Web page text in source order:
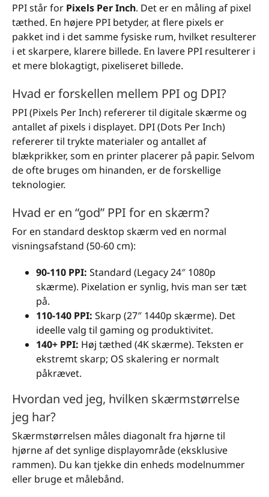
PPI står for Pixels Per Inch. Det er en måling af pixel
tæthed. En højere PPI betyder, at flere pixels er
pakket ind i det samme fysiske rum, hvilket resulterer
i et skarpere, klarere billede. En lavere PPI resulterer i
et mere blokagtigt, pixeliseret billede.
Hvad er forskellen mellem PPI og DPI?
PPI (Pixels Per Inch) refererer til digitale skærme og
antallet af pixels i displayet. DPI (Dots Per Inch)
refererer til trykte materialer og antallet af
blækprikker, som en printer placerer på papir. Selvom
de ofte bruges om hinanden, er de forskellige
teknologier.
Hvad er en “god” PPI for en skærm?
For en standard desktop skærm ved en normal
visningsafstand (50-60 cm):
90-110 PPI: Standard (Legacy 24″ 1080p
skærme). Pixelation er synlig, hvis man ser tæt
på.
110-140 PPI: Skarp (27″ 1440p skærme). Det
ideelle valg til gaming og produktivitet.
140+ PPI: Høj tæthed (4K skærme). Teksten er
ekstremt skarp; OS skalering er normalt
påkrævet.
Hvordan ved jeg, hvilken skærmstørrelse
jeg har?
Skærmstørrelsen måles diagonalt fra hjørne til
hjørne af det synlige displayområde (eksklusive
rammen). Du kan tjekke din enheds modelnummer
eller bruge et målebånd.